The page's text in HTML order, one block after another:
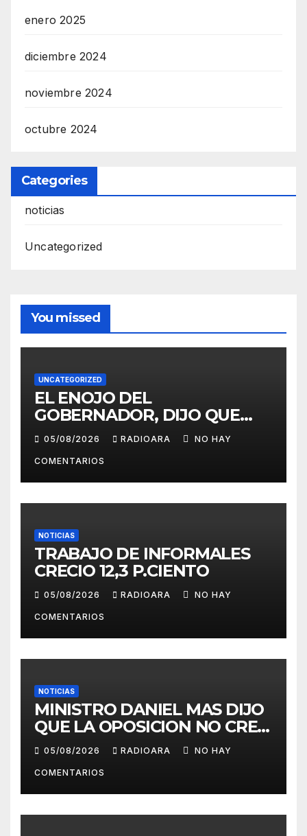
enero 2025
diciembre 2024
noviembre 2024
octubre 2024
Categories
noticias
Uncategorized
You missed
UNCATEGORIZED
EL ENOJO DEL
GOBERNADOR, DIJO QUE
COMO REGION NOS VAMOS A
REBELAR …
05/08/2026 RADIOARA NO HAY
COMENTARIOS
NOTICIAS
TRABAJO DE INFORMALES
CRECIO 12,3 P.CIENTO
05/08/2026 RADIOARA NO HAY
COMENTARIOS
NOTICIAS
MINISTRO DANIEL MAS DIJO
QUE LA OPOSICION NO CREE
EN EL CRECIMIENTO DE LA
ECONOMIA
05/08/2026 RADIOARA NO HAY
COMENTARIOS